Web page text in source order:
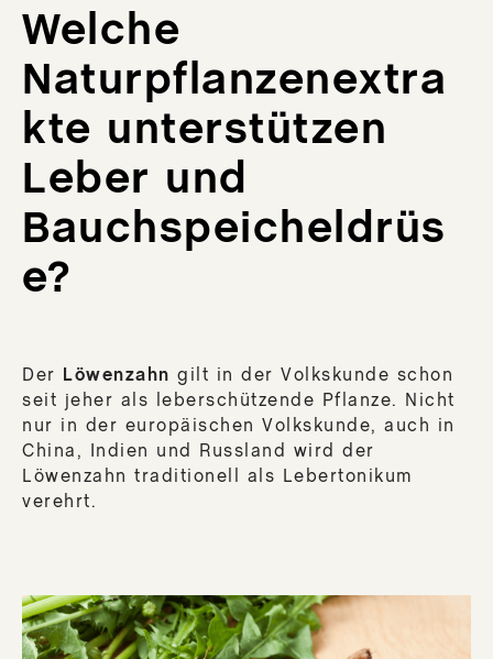
Welche
Naturpflanzenextra
kte unterstützen
Leber und
Bauchspeicheldrüs
e?
Der Löwenzahn gilt in der Volkskunde schon
seit jeher als leberschützende Pflanze. Nicht
nur in der europäischen Volkskunde, auch in
China, Indien und Russland wird der
Löwenzahn traditionell als Lebertonikum
verehrt.